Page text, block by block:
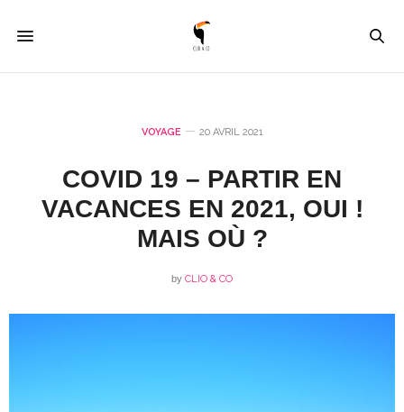
VOYAGE 20 AVRIL 2021
COVID 19 – PARTIR EN
VACANCES EN 2021, OUI !
MAIS OÙ ?
by CLIO & CO